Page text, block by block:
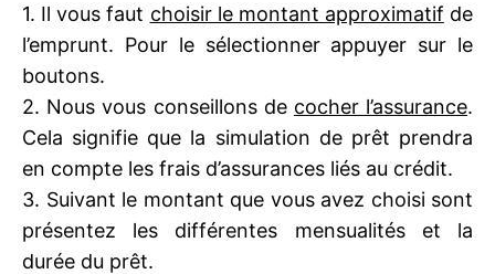
1. Il vous faut choisir le montant approximatif de
l’emprunt. Pour le sélectionner appuyer sur le
boutons.
2. Nous vous conseillons de cocher l’assurance.
Cela signifie que la simulation de prêt prendra
en compte les frais d’assurances liés au crédit.
3. Suivant le montant que vous avez choisi sont
présentez les différentes mensualités et la
durée du prêt.